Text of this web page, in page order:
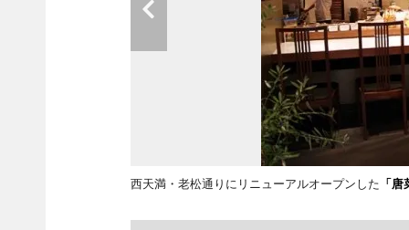
西天満・老松通りにリニューアルオープンした 「